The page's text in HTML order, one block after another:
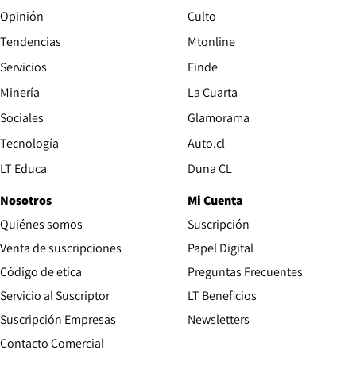
Opinión
Tendencias
Servicios
Minería
Sociales
Tecnología
LT Educa
Culto
Mtonline
Finde
La Cuarta
Glamorama
Auto.cl
Duna CL
Nosotros
Quiénes somos
Venta de suscripciones
Código de etica Opens in new window
Servicio al Suscriptor
Suscripción Empresas
Contacto Comercial
Mi Cuenta
Suscripción
Papel Digital
Preguntas Frecuentes
LT Beneficios
Newsletters